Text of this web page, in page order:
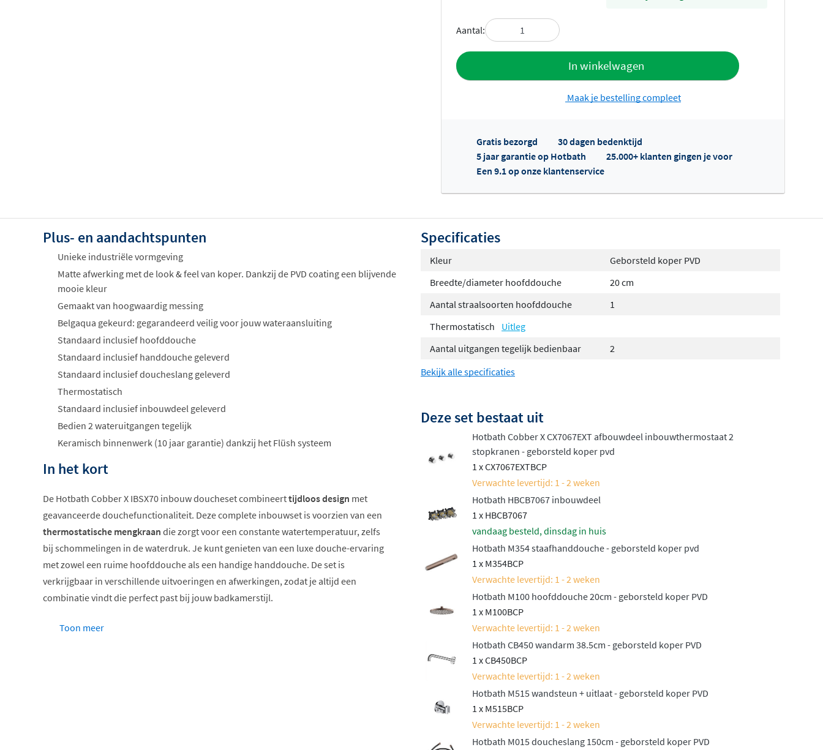
Aantal:
In winkelwagen
Toevoegen aan offerte
Maak je bestelling compleet
Gratis bezorgd
30 dagen bedenktijd
5 jaar garantie op Hotbath
25.000+ klanten gingen je voor
Een 9.1 op onze klantenservice
Plus- en aandachtspunten
Unieke industriële vormgeving
Matte afwerking met de look & feel van koper. Dankzij de PVD coating een blijvende
mooie kleur
Gemaakt van hoogwaardig messing
Belgaqua gekeurd: gegarandeerd veilig voor jouw wateraansluiting
Standaard inclusief hoofddouche
Standaard inclusief handdouche geleverd
Standaard inclusief doucheslang geleverd
Thermostatisch
Standaard inclusief inbouwdeel geleverd
Bedien 2 wateruitgangen tegelijk
Keramisch binnenwerk (10 jaar garantie) dankzij het Flüsh systeem
In het kort
De Hotbath Cobber X IBSX70 inbouw doucheset combineerttijdloos design met
geavanceerde douchefunctionaliteit. Deze complete inbouwset is voorzien van een
thermostatische mengkraan die zorgt voor een constante watertemperatuur, zelfs
bij schommelingen in de waterdruk. Je kunt genieten van een luxe douche-ervaring
met zowel een ruime hoofddouche als een handige handdouche. De set is
verkrijgbaar in verschillende uitvoeringen en afwerkingen, zodat je altijd een
combinatie vindt die perfect past bij jouw badkamerstijl.
Thermostatische bediening voor constante temperatuur
Toon meer
Specificaties
Kleur
Geborsteld koper PVD
Breedte/diameter hoofddouche
20 cm
Aantal straalsoorten hoofddouche
1
Thermostatisch
Uitleg
Aantal uitgangen tegelijk bedienbaar
2
Bekijk alle specificaties
Deze set bestaat uit
Hotbath Cobber X CX7067EXT afbouwdeel inbouwthermostaat 2
stopkranen - geborsteld koper pvd
1 x CX7067EXTBCP
Verwachte levertijd: 1 - 2 weken
Hotbath HBCB7067 inbouwdeel
1 x HBCB7067
vandaag besteld, dinsdag in huis
Hotbath M354 staafhanddouche - geborsteld koper pvd
1 x M354BCP
Verwachte levertijd: 1 - 2 weken
Hotbath M100 hoofddouche 20cm - geborsteld koper PVD
1 x M100BCP
Verwachte levertijd: 1 - 2 weken
Hotbath CB450 wandarm 38.5cm - geborsteld koper PVD
1 x CB450BCP
Verwachte levertijd: 1 - 2 weken
Hotbath M515 wandsteun + uitlaat - geborsteld koper PVD
1 x M515BCP
Verwachte levertijd: 1 - 2 weken
Hotbath M015 doucheslang 150cm - geborsteld koper PVD